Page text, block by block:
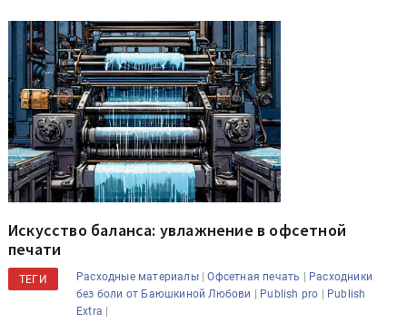
Искусство баланса: увлажнение в офсетной
печати
ТЕГИ Расходные материалы|Офсетная печать | Расходники
без боли от Баюшкиной Любови | Publish pro | Publish
Extra |